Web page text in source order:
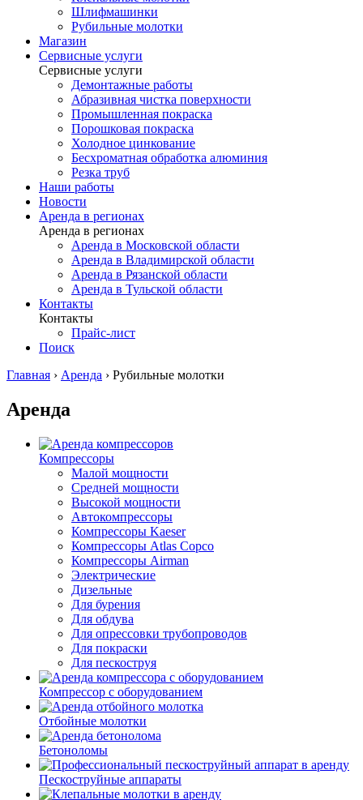
Шлифмашинки
Рубильные молотки
Магазин
Сервисные услуги
Сервисные услуги
Демонтажные работы
Абразивная чистка поверхности
Промышленная покраска
Порошковая покраска
Холодное цинкование
Бесхроматная обработка алюминия
Резка труб
Наши работы
Новости
Аренда в регионах
Аренда в регионах
Аренда в Московской области
Аренда в Владимирской области
Аренда в Рязанской области
Аренда в Тульской области
Контакты
Контакты
Прайс-лист
Поиск
Главная › Аренда › Рубильные молотки
Аренда
Компрессоры
Малой мощности
Средней мощности
Высокой мощности
Автокомпрессоры
Компрессоры Kaeser
Компрессоры Atlas Copco
Компрессоры Airman
Электрические
Дизельные
Для бурения
Для обдува
Для опрессовки трубопроводов
Для покраски
Для пескоструя
Компрессор с оборудованием
Отбойные молотки
Бетоноломы
Пескоструйные аппараты